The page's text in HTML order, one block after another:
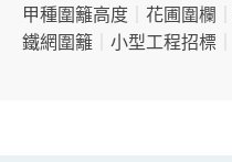
甲種圍籬高度
花圃圍欄
鐵網圍籬
小型工程招標